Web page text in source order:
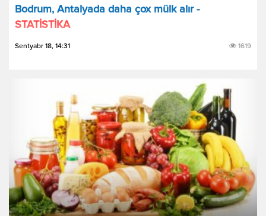
Bodrum, Antalyada daha çox mülk alır -
STATİSTİKA
Sentyabr 18, 14:31 1619